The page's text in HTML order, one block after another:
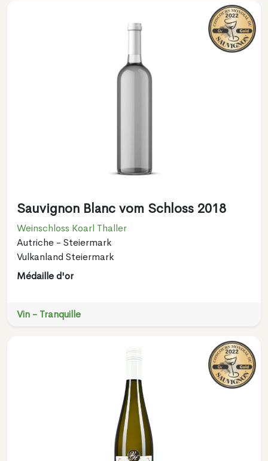
Sauvignon Blanc vom Schloss 2018
Weinschloss Koarl Thaller
Autriche - Steiermark
Vulkanland Steiermark
Médaille d'or
Vin - Tranquille